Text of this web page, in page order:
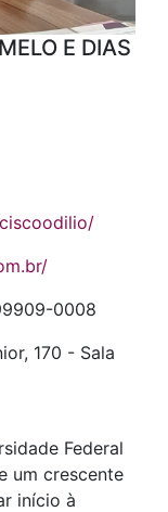
E DIAS
0008
170 - Sala
Federal
um crescente
início à